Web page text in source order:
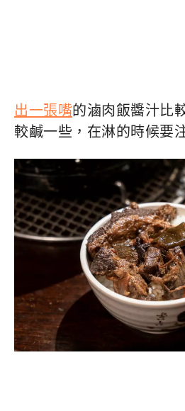
出一張嘴的滷肉飯醬汁比
較鹹一些，在淋的時候要